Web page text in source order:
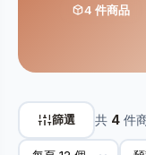
4 件商品
篩選 共 4 件